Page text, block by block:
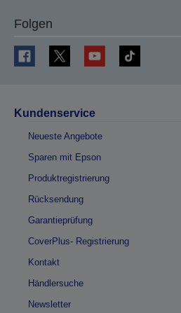
Folgen
Kundenservice
Neueste Angebote
Sparen mit Epson
Produktregistrierung
Rücksendung
Garantieprüfung
CoverPlus- Registrierung
Kontakt
Händlersuche
Newsletter